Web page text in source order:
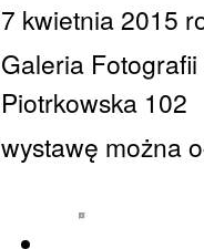
7 kwietnia 2015
Galeria
Piotrkowska 102
wystawę można